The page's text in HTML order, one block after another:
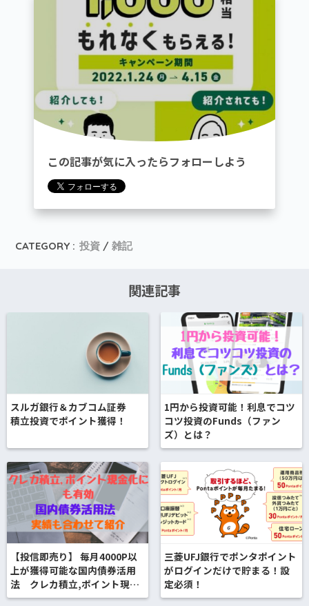
この記事が気に入ったらフォローしよう
CATEGORY : 投資 雑記
関連記事
スルガ銀行＆カブコム証券
積立投資でポイント獲得！
1円から投資可能！利息でコツ
コツ投資のFunds（ファン
ズ）とは？
【投信即売り】 毎月4000P以
上が獲得可能な国内債券活用
法 クレカ積立,ポイント現金
化にも有効
三菱UFJ銀行でポンタポイント
がログインだけで貯まる！設
定必須！